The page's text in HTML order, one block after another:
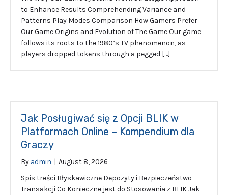
to Enhance Results Comprehending Variance and
Patterns Play Modes Comparison How Gamers Prefer
Our Game Origins and Evolution of The Game Our game
follows its roots to the 1980’s TV phenomenon, as
players dropped tokens through a pegged […]
Jak Posługiwać się z Opcji BLIK w
Platformach Online – Kompendium dla
Graczy
By admin | August 8, 2026
Spis treści Błyskawiczne Depozyty i Bezpieczeństwo
Transakcji Co Konieczne jest do Stosowania z BLIK Jak